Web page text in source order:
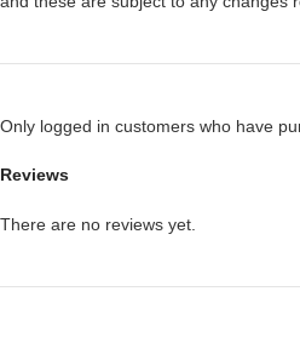
Reviews
There are no reviews yet.
Only logged in customers who have